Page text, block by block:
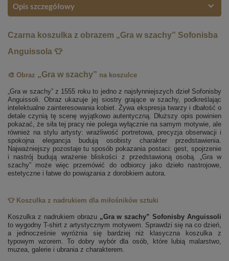
Opis szczegółowy
Czarna koszulka z obrazem „Gra w szachy” Sofonisba
Anguissola 👕
🎨 Obraz „Gra w szachy” na koszulce
„Gra w szachy” z 1555 roku to jedno z najsłynniejszych dzieł Sofonisby
Anguissoli. Obraz ukazuje jej siostry grające w szachy, podkreślając
intelektualne zainteresowania kobiet. Żywa ekspresja twarzy i dbałość o
detale czynią tę scenę wyjątkowo autentyczną. Dłuższy opis powinien
pokazać, że siła tej pracy nie polega wyłącznie na samym motywie, ale
również na stylu artysty: wrażliwość portretowa, precyzja obserwacji i
spokojna elegancja budują osobisty charakter przedstawienia.
Najważniejszy pozostaje tu sposób pokazania postaci: gest, spojrzenie
i nastrój budują wrażenie bliskości z przedstawioną osobą. „Gra w
szachy” może więc przemówić do odbiorcy jako dzieło nastrojowe,
estetyczne i łatwe do powiązania z dorobkiem autora.
👕 Koszulka z nadrukiem dla miłośników sztuki
Koszulka z nadrukiem obrazu „Gra w szachy” Sofonisby Anguissoli
to wygodny T-shirt z artystycznym motywem. Sprawdzi się na co dzień,
a jednocześnie wyróżnia się bardziej niż klasyczna koszulka z
typowym wzorem. To dobry wybór dla osób, które lubią malarstwo,
muzea, galerie i ubrania z charakterem.